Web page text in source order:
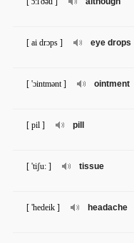
eye drops
[ ai drɔps ]
ointment
[ 'ɔintmənt ]
pill
[ pil ]
tissue
[ 'tiʃu: ]
headache
[ 'hedeik ]